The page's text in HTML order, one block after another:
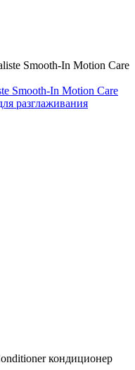
Smooth-In Motion Care
разглаживания